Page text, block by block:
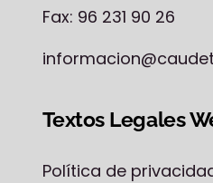
Fax: 96 231 90 26
Textos Legales
Política de